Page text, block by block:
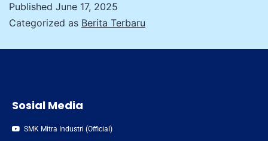
Published June 17, 2025
Categorized as Berita Terbaru
Sosial Media
SMK Mitra Industri (Official)